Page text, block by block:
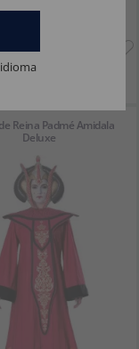
81,32€
STOCK
Imposto Incluído
Reina Padmé Amidala
Deluxe